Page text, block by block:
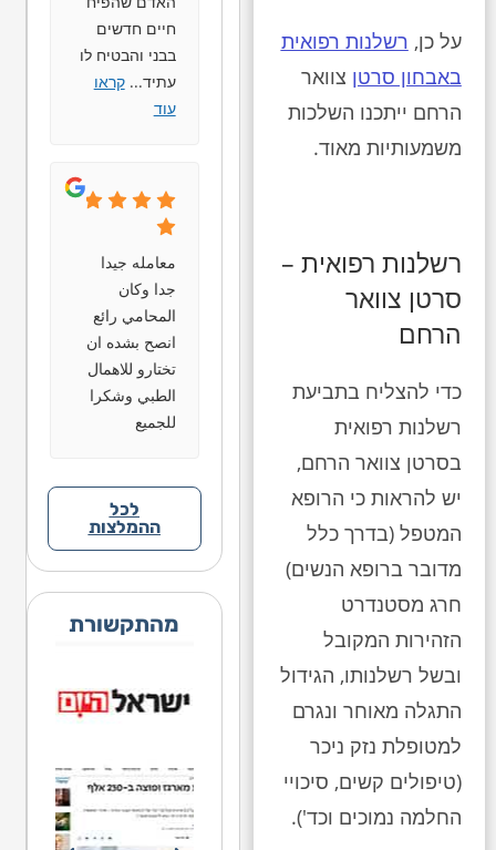
על כן, רשלנות רפואית
באבחון סרטן צוואר
הרחם ייתכנו השלכות
משמעותיות מאוד.
רשלנות רפואית –
סרטן צוואר
הרחם
כדי להצליח בתביעת
רשלנות רפואית
בסרטן צוואר הרחם,
יש להראות כי הרופא
המטפל (בדרך כלל
מדובר ברופא הנשים)
חרג מסטנדרט
הזהירות המקובל
ובשל רשלנותו, הגידול
התגלה מאוחר ונגרם
למטופלת נזק ניכר
(טיפולים קשים, סיכויי
החלמה נמוכים וכד').
חיים חדשים
בבני והבטיח לו
עתיד...קראו
עוד
معامله جيدا
جدا وكان
المحامي رائع
انصح بشده ان
تختارو للاهمال
الطبي وشكرا
للجميع
לכל
ההמלצות
מהתקשורת